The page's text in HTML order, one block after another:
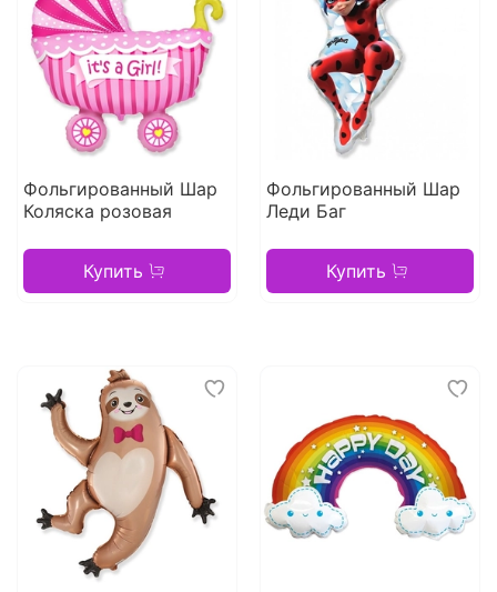
Фольгированный Шар
Коляска розовая
Купить
Фольгированный Шар
Леди Баг
Купить